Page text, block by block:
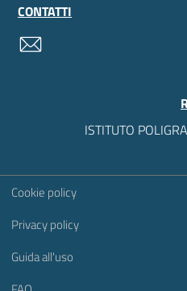
CONTATTI
ISTITUTO
Sezione Link Utili
Cookie policy
Privacy policy
Guida all'uso